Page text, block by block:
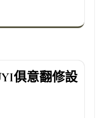
俱意翻修設